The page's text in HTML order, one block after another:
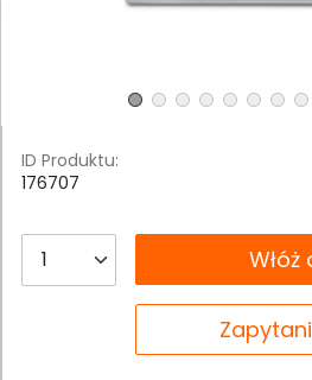
ID Produktu:
176707
__B2C.PRODUCT.QUANTITY